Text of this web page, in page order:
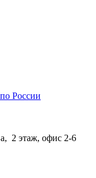
России
2 этаж, офис 2-6